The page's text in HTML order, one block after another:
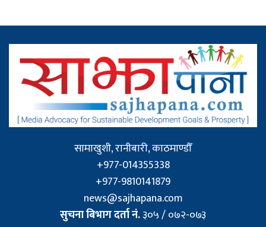
सामाखुशी, रानीबारी, काठमाण्डौँ
+977-014355338
+977-9810141879
news@sajhapana.com
सुचना बिभाग दर्ता नं.३०५ / ०७२-०७३